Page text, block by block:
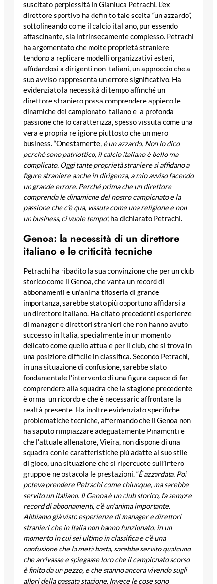
suscitato perplessità in Gianluca Petrachi. L’ex
direttore sportivo ha definito tale scelta “un azzardo”,
sottolineando come il calcio italiano, pur essendo
affascinante, sia intrinsecamente complesso. Petrachi
ha argomentato che molte proprietà straniere
tendono a replicare modelli organizzativi esteri,
affidandosi a dirigenti non italiani, un approccio che a
suo avviso rappresenta un errore significativo. Ha
evidenziato la necessità di tempo affinché un
direttore straniero possa comprendere appieno le
dinamiche del campionato italiano e la profonda
passione che lo caratterizza, spesso vissuta come una
vera e propria religione piuttosto che un mero
business. “Onestamente, è un azzardo. Non lo dico
perché sono patriottico, il calcio italiano è bello ma
complicato. Oggi tante proprietà straniere si affidano a
figure straniere anche in dirigenza, a mio avviso facendo
un grande errore. Perché prima che un direttore
comprenda le dinamiche del nostro campionato e la
passione che c’è qua, vissuta come una religione e non
un business, ci vuole tempo”,ha dichiarato Petrachi.
Genoa: la necessità di un direttore
italiano e le criticità tecniche
Petrachi ha ribadito la sua convinzione che per un club
storico come il Genoa, che vanta un record di
abbonamenti e un’anima tifoseria di grande
importanza, sarebbe stato più opportuno affidarsi a
un direttore italiano. Ha citato precedenti esperienze
di manager e direttori stranieri che non hanno avuto
successo in Italia, specialmente in un momento
delicato come quello attuale per il club, che si trova in
una posizione difficile in classifica. Secondo Petrachi,
in una situazione di confusione, sarebbe stato
fondamentale l’intervento di una figura capace di far
comprendere alla squadra che la stagione precedente
è ormai un ricordo e che è necessario affrontare la
realtà presente. Ha inoltre evidenziato specifiche
problematiche tecniche, affermando che il Genoa non
ha saputo rimpiazzare adeguatamente Pinamonti e
che l’attuale allenatore, Vieira, non dispone di una
squadra con le caratteristiche più adatte al suo stile
di gioco, una situazione che si ripercuote sull’intero
gruppo e ne ostacola le prestazioni. “È azzardata. Poi
poteva prendere Petrachi come chiunque, ma sarebbe
servito un italiano. Il Genoa è un club storico, fa sempre
record di abbonamenti, c’è un’anima importante.
Abbiamo già visto esperienze di manager e direttori
stranieri che in Italia non hanno funzionato: in un
momento in cui sei ultimo in classifica e c’è una
confusione che la metà basta, sarebbe servito qualcuno
che arrivasse e spiegasse loro che il campionato scorso
è finito da un pezzo, e che stanno ancora vivendo sugli
allori della passata stagione. Invece le cose sono